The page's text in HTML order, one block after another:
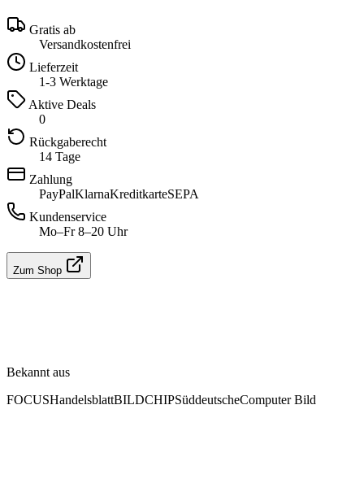
Gratis ab
Versandkostenfrei
Lieferzeit
1-3 Werktage
Aktive Deals
0
Rückgaberecht
14 Tage
Zahlung
PayPalKlarnaKreditkarteSEPA
Kundenservice
Mo–Fr 8–20 Uhr
Zum Shop
Bekannt aus
FOCUSHandelsblattBILDCHIPSüddeutscheComputer Bild